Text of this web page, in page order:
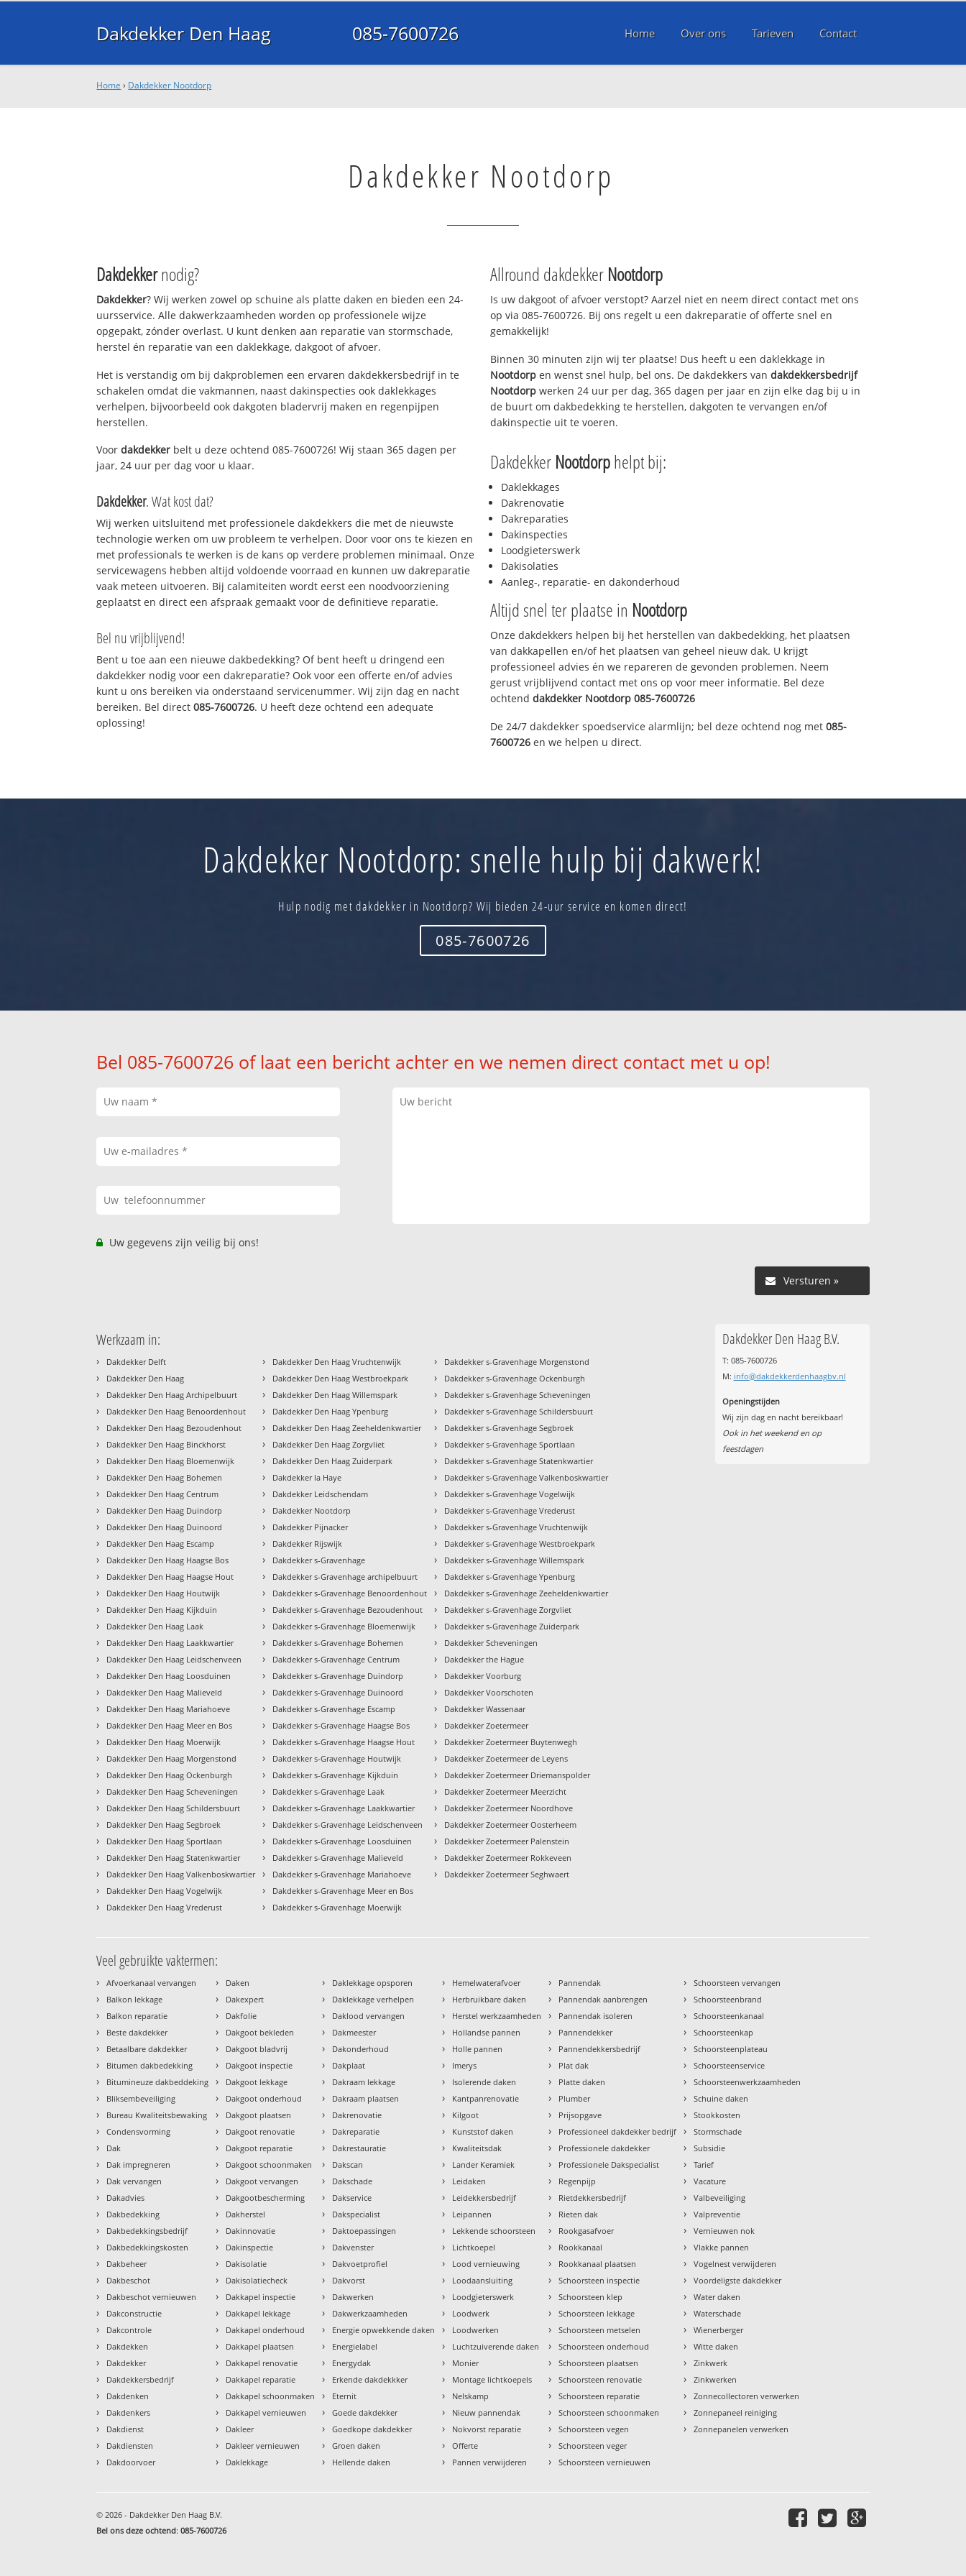
Dakdekker Den Haag 085-7600726 Home Over ons Tarieven Contact
Home › Dakdekker Nootdorp
Dakdekker Nootdorp
Dakdekkernodig?
Dakdekker? Wij werken zowel op schuine als platte daken en bieden een 24-
uursservice. Alle dakwerkzaamheden worden op professionele wijze
opgepakt, zónder overlast. U kunt denken aan reparatie van stormschade,
herstel én reparatie van een daklekkage, dakgoot of afvoer.
Het is verstandig om bij dakproblemen een ervaren dakdekkersbedrijf in te
schakelen omdat die vakmannen, naast dakinspecties ook daklekkages
verhelpen, bijvoorbeeld ook dakgoten bladervrij maken en regenpijpen
herstellen.
Voordakdekker belt u deze ochtend 085-7600726! Wij staan 365 dagen per
jaar, 24 uur per dag voor u klaar.
Dakdekker. Wat kost dat?
Wij werken uitsluitend met professionele dakdekkers die met de nieuwste
technologie werken om uw probleem te verhelpen. Door voor ons te kiezen en
met professionals te werken is de kans op verdere problemen minimaal. Onze
servicewagens hebben altijd voldoende voorraad en kunnen uw dakreparatie
vaak meteen uitvoeren. Bij calamiteiten wordt eerst een noodvoorziening
geplaatst en direct een afspraak gemaakt voor de definitieve reparatie.
Bel nu vrijblijvend!
Bent u toe aan een nieuwe dakbedekking? Of bent heeft u dringend een
dakdekker nodig voor een dakreparatie? Ook voor een offerte en/of advies
kunt u ons bereiken via onderstaand servicenummer. Wij zijn dag en nacht
bereiken. Bel direct085-7600726. U heeft deze ochtend een adequate
oplossing!
Allround dakdekker Nootdorp
Is uw dakgoot of afvoer verstopt? Aarzel niet en neem direct contact met ons
op via 085-7600726. Bij ons regelt u een dakreparatie of offerte snel en
gemakkelijk!
Binnen 30 minuten zijn wij ter plaatse! Dus heeft u een daklekkage in
Nootdorp en wenst snel hulp, bel ons. De dakdekkers van dakdekkersbedrijf
Nootdorp werken 24 uur per dag, 365 dagen per jaar en zijn elke dag bij u in
de buurt om dakbedekking te herstellen, dakgoten te vervangen en/of
dakinspectie uit te voeren.
Dakdekker Nootdorphelpt bij:
Daklekkages
Dakrenovatie
Dakreparaties
Dakinspecties
Loodgieterswerk
Dakisolaties
Aanleg-, reparatie- en dakonderhoud
Altijd snel ter plaatse in Nootdorp
Onze dakdekkers helpen bij het herstellen van dakbedekking, het plaatsen
van dakkapellen en/of het plaatsen van geheel nieuw dak. U krijgt
professioneel advies én we repareren de gevonden problemen. Neem
gerust vrijblijvend contact met ons op voor meer informatie. Bel deze
ochtend dakdekker Nootdorp 085-7600726
De 24/7 dakdekker spoedservice alarmlijn; bel deze ochtend nog met 085-
7600726 en we helpen u direct.
Dakdekker Nootdorp: snelle hulp bij dakwerk!
Hulp nodig met dakdekker in Nootdorp? Wij bieden 24-uur service en komen direct!
085-7600726
Bel 085-7600726 of laat een bericht achter en we nemen direct contact met u op!
Uw gegevens zijn veilig bij ons!
Versturen »
Werkzaam in:
› Dakdekker Delft
› Dakdekker Den Haag
› Dakdekker Den Haag Archipelbuurt
› Dakdekker Den Haag Benoordenhout
› Dakdekker Den Haag Bezoudenhout
› Dakdekker Den Haag Binckhorst
› Dakdekker Den Haag Bloemenwijk
› Dakdekker Den Haag Bohemen
› Dakdekker Den Haag Centrum
› Dakdekker Den Haag Duindorp
› Dakdekker Den Haag Duinoord
› Dakdekker Den Haag Escamp
› Dakdekker Den Haag Haagse Bos
› Dakdekker Den Haag Haagse Hout
› Dakdekker Den Haag Houtwijk
› Dakdekker Den Haag Kijkduin
› Dakdekker Den Haag Laak
› Dakdekker Den Haag Laakkwartier
› Dakdekker Den Haag Leidschenveen
› Dakdekker Den Haag Loosduinen
› Dakdekker Den Haag Malieveld
› Dakdekker Den Haag Mariahoeve
› Dakdekker Den Haag Meer en Bos
› Dakdekker Den Haag Moerwijk
› Dakdekker Den Haag Morgenstond
› Dakdekker Den Haag Ockenburgh
› Dakdekker Den Haag Scheveningen
› Dakdekker Den Haag Schildersbuurt
› Dakdekker Den Haag Segbroek
› Dakdekker Den Haag Sportlaan
› Dakdekker Den Haag Statenkwartier
› Dakdekker Den Haag Valkenboskwartier
› Dakdekker Den Haag Vogelwijk
› Dakdekker Den Haag Vrederust
› Dakdekker Den Haag Vruchtenwijk
› Dakdekker Den Haag Westbroekpark
› Dakdekker Den Haag Willemspark
› Dakdekker Den Haag Ypenburg
› Dakdekker Den Haag Zeeheldenkwartier
› Dakdekker Den Haag Zorgvliet
› Dakdekker Den Haag Zuiderpark
› Dakdekker la Haye
› Dakdekker Leidschendam
› Dakdekker Nootdorp
› Dakdekker Pijnacker
› Dakdekker Rijswijk
› Dakdekker s-Gravenhage
› Dakdekker s-Gravenhage archipelbuurt
› Dakdekker s-Gravenhage Benoordenhout
› Dakdekker s-Gravenhage Bezoudenhout
› Dakdekker s-Gravenhage Bloemenwijk
› Dakdekker s-Gravenhage Bohemen
› Dakdekker s-Gravenhage Centrum
› Dakdekker s-Gravenhage Duindorp
› Dakdekker s-Gravenhage Duinoord
› Dakdekker s-Gravenhage Escamp
› Dakdekker s-Gravenhage Haagse Bos
› Dakdekker s-Gravenhage Haagse Hout
› Dakdekker s-Gravenhage Houtwijk
› Dakdekker s-Gravenhage Kijkduin
› Dakdekker s-Gravenhage Laak
› Dakdekker s-Gravenhage Laakkwartier
› Dakdekker s-Gravenhage Leidschenveen
› Dakdekker s-Gravenhage Loosduinen
› Dakdekker s-Gravenhage Malieveld
› Dakdekker s-Gravenhage Mariahoeve
› Dakdekker s-Gravenhage Meer en Bos
› Dakdekker s-Gravenhage Moerwijk
› Dakdekker s-Gravenhage Morgenstond
› Dakdekker s-Gravenhage Ockenburgh
› Dakdekker s-Gravenhage Scheveningen
› Dakdekker s-Gravenhage Schildersbuurt
› Dakdekker s-Gravenhage Segbroek
› Dakdekker s-Gravenhage Sportlaan
› Dakdekker s-Gravenhage Statenkwartier
› Dakdekker s-Gravenhage Valkenboskwartier
› Dakdekker s-Gravenhage Vogelwijk
› Dakdekker s-Gravenhage Vrederust
› Dakdekker s-Gravenhage Vruchtenwijk
› Dakdekker s-Gravenhage Westbroekpark
› Dakdekker s-Gravenhage Willemspark
› Dakdekker s-Gravenhage Ypenburg
› Dakdekker s-Gravenhage Zeeheldenkwartier
› Dakdekker s-Gravenhage Zorgvliet
› Dakdekker s-Gravenhage Zuiderpark
› Dakdekker Scheveningen
› Dakdekker the Hague
› Dakdekker Voorburg
› Dakdekker Voorschoten
› Dakdekker Wassenaar
› Dakdekker Zoetermeer
› Dakdekker Zoetermeer Buytenwegh
› Dakdekker Zoetermeer de Leyens
› Dakdekker Zoetermeer Driemanspolder
› Dakdekker Zoetermeer Meerzicht
› Dakdekker Zoetermeer Noordhove
› Dakdekker Zoetermeer Oosterheem
› Dakdekker Zoetermeer Palenstein
› Dakdekker Zoetermeer Rokkeveen
› Dakdekker Zoetermeer Seghwaert
Dakdekker Den Haag B.V.
T: 085-7600726
M: info@dakdekkerdenhaagbv.nl
Openingstijden
Wij zijn dag en nacht bereikbaar!
Ook in het weekend en op
feestdagen
Veel gebruikte vaktermen:
› Afvoerkanaal vervangen
› Balkon lekkage
› Balkon reparatie
› Beste dakdekker
› Betaalbare dakdekker
› Bitumen dakbedekking
› Bitumineuze dakbeddeking
› Bliksembeveiliging
› Bureau Kwaliteitsbewaking
› Condensvorming
› Dak
› Dak impregneren
› Dak vervangen
› Dakadvies
› Dakbedekking
› Dakbedekkingsbedrijf
› Dakbedekkingskosten
› Dakbeheer
› Dakbeschot
› Dakbeschot vernieuwen
› Dakconstructie
› Dakcontrole
› Dakdekken
› Dakdekker
› Dakdekkersbedrijf
› Dakdenken
› Dakdenkers
› Dakdienst
› Dakdiensten
› Dakdoorvoer
› Daken
› Dakexpert
› Dakfolie
› Dakgoot bekleden
› Dakgoot bladvrij
› Dakgoot inspectie
› Dakgoot lekkage
› Dakgoot onderhoud
› Dakgoot plaatsen
› Dakgoot renovatie
› Dakgoot reparatie
› Dakgoot schoonmaken
› Dakgoot vervangen
› Dakgootbescherming
› Dakherstel
› Dakinnovatie
› Dakinspectie
› Dakisolatie
› Dakisolatiecheck
› Dakkapel inspectie
› Dakkapel lekkage
› Dakkapel onderhoud
› Dakkapel plaatsen
› Dakkapel renovatie
› Dakkapel reparatie
› Dakkapel schoonmaken
› Dakkapel vernieuwen
› Dakleer
› Dakleer vernieuwen
› Daklekkage
› Daklekkage opsporen
› Daklekkage verhelpen
› Daklood vervangen
› Dakmeester
› Dakonderhoud
› Dakplaat
› Dakraam lekkage
› Dakraam plaatsen
› Dakrenovatie
› Dakreparatie
› Dakrestauratie
› Dakscan
› Dakschade
› Dakservice
› Dakspecialist
› Daktoepassingen
› Dakvenster
› Dakvoetprofiel
› Dakvorst
› Dakwerken
› Dakwerkzaamheden
› Energie opwekkende daken
› Energielabel
› Energydak
› Erkende dakdekkker
› Eternit
› Goede dakdekker
› Goedkope dakdekker
› Groen daken
› Hellende daken
› Hemelwaterafvoer
› Herbruikbare daken
› Herstel werkzaamheden
› Hollandse pannen
› Holle pannen
› Imerys
› Isolerende daken
› Kantpanrenovatie
› Kilgoot
› Kunststof daken
› Kwaliteitsdak
› Lander Keramiek
› Leidaken
› Leidekkersbedrijf
› Leipannen
› Lekkende schoorsteen
› Lichtkoepel
› Lood vernieuwing
› Loodaansluiting
› Loodgieterswerk
› Loodwerk
› Loodwerken
› Luchtzuiverende daken
› Monier
› Montage lichtkoepels
› Nelskamp
› Nieuw pannendak
› Nokvorst reparatie
› Offerte
› Pannen verwijderen
› Pannendak
› Pannendak aanbrengen
› Pannendak isoleren
› Pannendekker
› Pannendekkersbedrijf
› Plat dak
› Platte daken
› Plumber
› Prijsopgave
› Professioneel dakdekker bedrijf
› Professionele dakdekker
› Professionele Dakspecialist
› Regenpijp
› Rietdekkersbedrijf
› Rieten dak
› Rookgasafvoer
› Rookkanaal
› Rookkanaal plaatsen
› Schoorsteen inspectie
› Schoorsteen klep
› Schoorsteen lekkage
› Schoorsteen metselen
› Schoorsteen onderhoud
› Schoorsteen plaatsen
› Schoorsteen renovatie
› Schoorsteen reparatie
› Schoorsteen schoonmaken
› Schoorsteen vegen
› Schoorsteen veger
› Schoorsteen vernieuwen
› Schoorsteen vervangen
› Schoorsteenbrand
› Schoorsteenkanaal
› Schoorsteenkap
› Schoorsteenplateau
› Schoorsteenservice
› Schoorsteenwerkzaamheden
› Schuine daken
› Stookkosten
› Stormschade
› Subsidie
› Tarief
› Vacature
› Valbeveiliging
› Valpreventie
› Vernieuwen nok
› Vlakke pannen
› Vogelnest verwijderen
› Voordeligste dakdekker
› Water daken
› Waterschade
› Wienerberger
› Witte daken
› Zinkwerk
› Zinkwerken
› Zonnecollectoren verwerken
› Zonnepaneel reiniging
› Zonnepanelen verwerken
© 2026 - Dakdekker Den Haag B.V.
Bel ons deze ochtend:085-7600726